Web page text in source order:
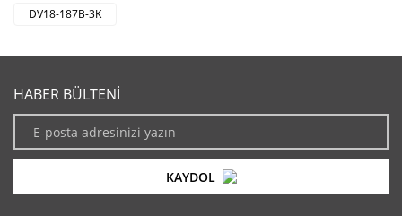
DV18-187B-3K
HABER BÜLTENİ
KAYDOL